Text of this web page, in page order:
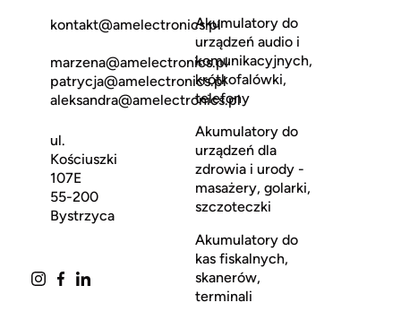
kontakt@amelectronics.pl
marzena@amelectronics.pl
patrycja@amelectronics.pl
aleksandra@amelectronics.pl
ul.
Kościuszki
107E
55-200
Bystrzyca
Akumulatory do
urządzeń audio i
komunikacyjnych,
krótkofalówki,
telefony
Akumulatory do
urządzeń dla
zdrowia i urody -
masażery, golarki,
szczoteczki
Akumulatory do
kas fiskalnych,
skanerów,
terminali